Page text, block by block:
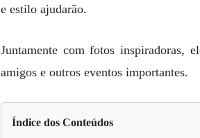
e estilo ajudarão.
Juntamente com fotos inspiradoras,
amigos e outros eventos importantes.
Índice dos Conteúdos